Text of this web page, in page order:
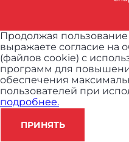
Продолжая
выражаете согласие на
(файлов cookie) с
программ для
обеспечения
пользователей при
подробнее.
ПРИНЯТЬ